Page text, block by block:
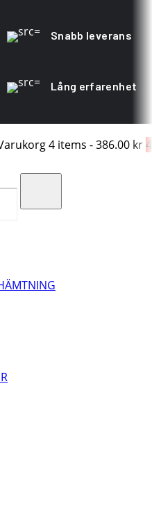
Snabb leverans
Lång erfarenhet
4 items -386.00 kr4